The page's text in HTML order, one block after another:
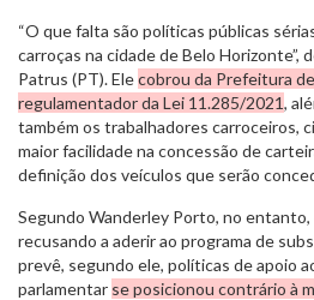
“O que falta são políticas públicas
carroças na cidade de Belo Horizonte”,
Patrus (PT). Elecobrou da Prefeitura
regulamentador da Lei 11.285/2021,
também os trabalhadores carroceiros,
maior facilidade na concessão de
definição dos veículos que serão
Segundo Wanderley Porto, no
recusando a aderir ao programa de
prevê, segundo ele, políticas de apoio
parlamentar se posicionou contrário à